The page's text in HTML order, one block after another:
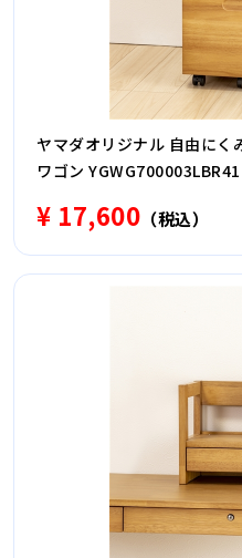
ヤマダオリジナル 自由にく
ワゴン YGWG700003LBR41
¥ 17,600 （税込）